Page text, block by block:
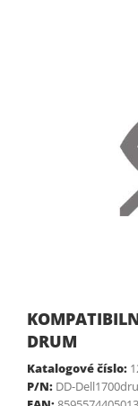
DRUM
Katalogové číslo:
P/N: DD-